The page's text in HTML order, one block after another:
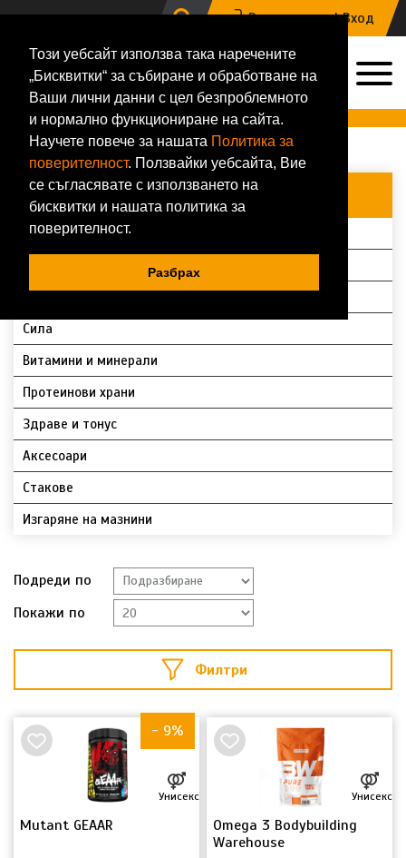
Този уебсайт използва така наречените
„Бисквитки“ за събиране и обработване на
Ваши лични данни с цел безпроблемното
и нормално функциониране на сайта.
Научете повече за нашата Политика за
поверителност. Ползвайки уебсайта, Вие
се съгласявате с използването на
бисквитки и нашата политика за
поверителност.
Разбрах
Регистрация | Вход
0884 133 648
Онлайн магазин за хранителни добавки и фитнес аксесоари
Всички продукти
ВСИЧКИ КАТЕГОРИИ
Протеини
Сила
Витамини и минерали
Протеинови храни
Здраве и тонус
Аксесоари
Стакове
Изгаряне на мазнини
Подреди по
Покажи по
Филтри
НОВО
- 9%
Mutant GEAAR
Унисекс
Omega 3 Bodybuilding
Warehouse
Унисекс